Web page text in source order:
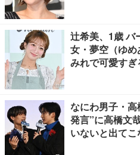
辻希美、1歳 バ
女・夢空（ゆ
みれで可愛す
なにわ男子・
発言”に高橋文
いないと出て